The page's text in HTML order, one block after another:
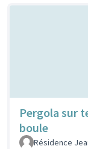
Pergola sur
boule
Résidence